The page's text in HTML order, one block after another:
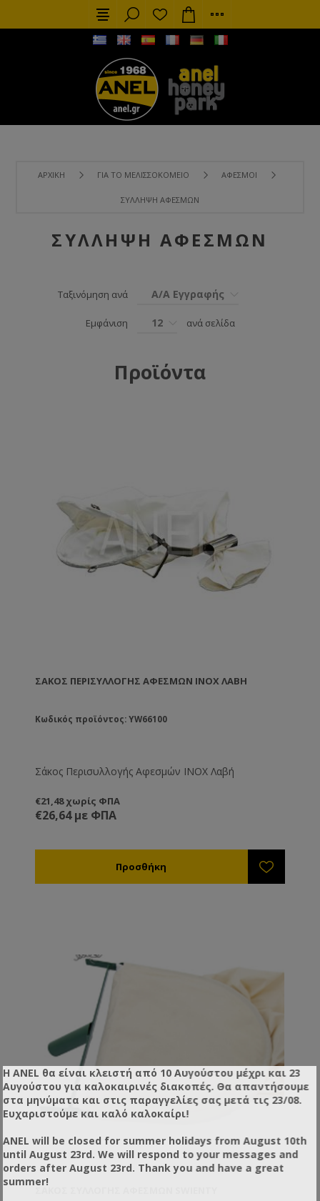
ΑΡΧΙΚΉ ΓΙΑ ΤΟ ΜΕΛΙΣΣΟΚΟΜΕΊΟ ΑΦΕΣΜΟΊ
ΣΎΛΛΗΨΗ ΑΦΕΣΜΏΝ
ΣΎΛΛΗΨΗ ΑΦΕΣΜΏΝ
Ταξινόμηση ανά Α/Α Εγγραφής
Εμφάνιση 12 ανά σελίδα
Προϊόντα
ΣΆΚΟΣ ΠΕΡΙΣΥΛΛΟΓΉΣ ΑΦΕΣΜΏΝ ΙΝΟΧ ΛΑΒΉ
Κωδικός προϊόντος: YW66100
Σάκος Περισυλλογής Αφεσμών ΙΝΟΧ Λαβή
€21,48 χωρίς ΦΠΑ
€26,64 με ΦΠΑ
Η ANEL θα είναι κλειστή από 10 Αυγούστου μέχρι και 23
Αυγούστου για καλοκαιρινές διακοπές. Θα απαντήσουμε
στα μηνύματα και στις παραγγελίες σας μετά τις 23/08.
Ευχαριστούμε και καλό καλοκαίρι!
ANEL will be closed for summer holidays from August 10th
until August 23rd. We will respond to your messages and
orders after August 23rd. Thank you and have a great
summer!